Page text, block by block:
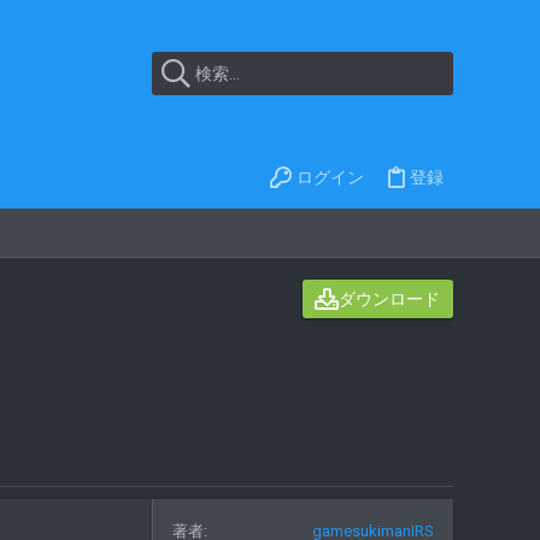
ログイン 登録
ダウンロード
著者
gamesukimanIRS